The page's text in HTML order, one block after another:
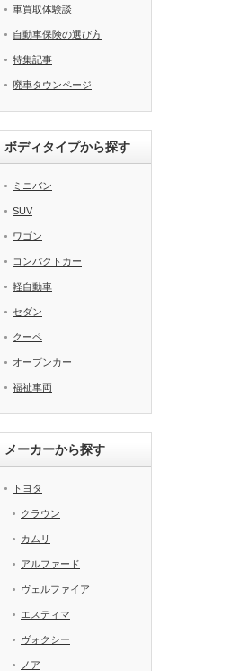
車買取体験談
自動車保険の選び方
特集記事
廃車タウンページ
ボディタイプから探す
ミニバン
SUV
ワゴン
コンパクトカー
軽自動車
セダン
クーペ
オープンカー
福祉車両
メーカーから探す
トヨタ
クラウン
カムリ
アルファード
ヴェルファイア
エスティマ
ヴォクシー
ノア